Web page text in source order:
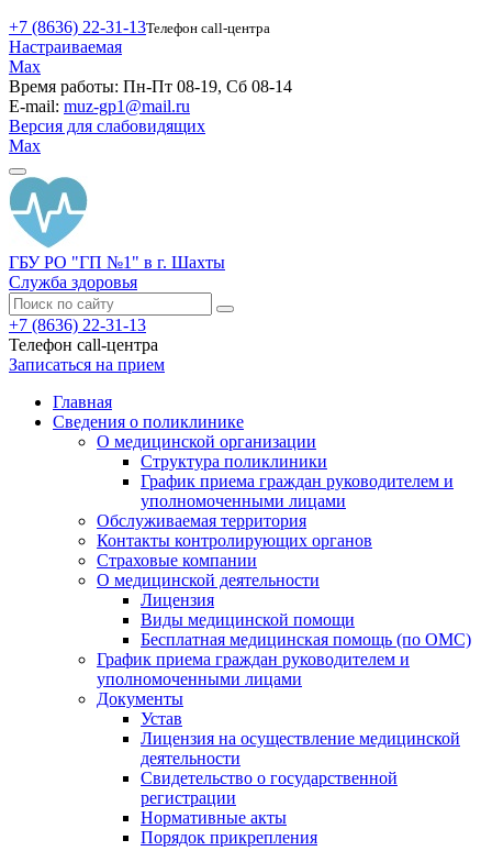
+7 (8636) 22-31-13Телефон call-центра
Настраиваемая
Max
Время работы: Пн-Пт 08-19, Сб 08-14
E-mail: muz-gp1@mail.ru
Версия для слабовидящих
Max
ГБУ РО "ГП №1" в г. Шахты
Служба здоровья
+7 (8636) 22-31-13
Телефон call-центра
Записаться на прием
Главная
Сведения о поликлинике
О медицинской организации
Структура поликлиники
График приема граждан руководителем и
уполномоченными лицами
Обслуживаемая территория
Контакты контролирующих органов
Страховые компании
О медицинской деятельности
Лицензия
Виды медицинской помощи
Бесплатная медицинская помощь (по ОМС)
График приема граждан руководителем и
уполномоченными лицами
Документы
Устав
Лицензия на осуществление медицинской
деятельности
Свидетельство о государственной
регистрации
Нормативные акты
Порядок прикрепления